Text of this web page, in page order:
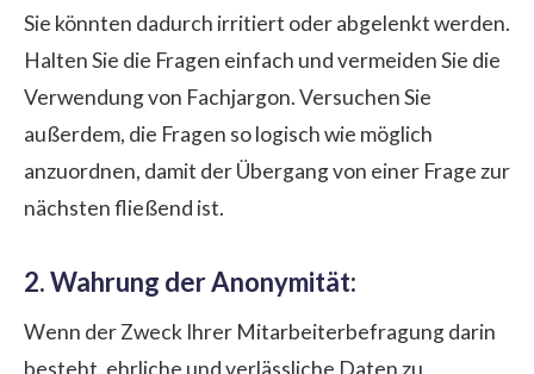
Sie könnten dadurch irritiert oder abgelenkt werden.
Halten Sie die Fragen einfach und vermeiden Sie die
Verwendung von Fachjargon. Versuchen Sie
außerdem, die Fragen so logisch wie möglich
anzuordnen, damit der Übergang von einer Frage zur
nächsten fließend ist.
2. Wahrung der Anonymität:
Wenn der Zweck Ihrer Mitarbeiterbefragung darin
besteht, ehrliche und verlässliche Daten zu